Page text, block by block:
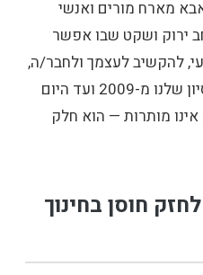
מארח מורים ואנשי
ירוק ושקט שבו אפשר
להקשיב לעצמך ולחבר/ה,
ולעבד מה שקרה השנה. הניסיון שלנו מ-2009 ועד היום
מותרות — הוא חלק
חוסן בחינוך